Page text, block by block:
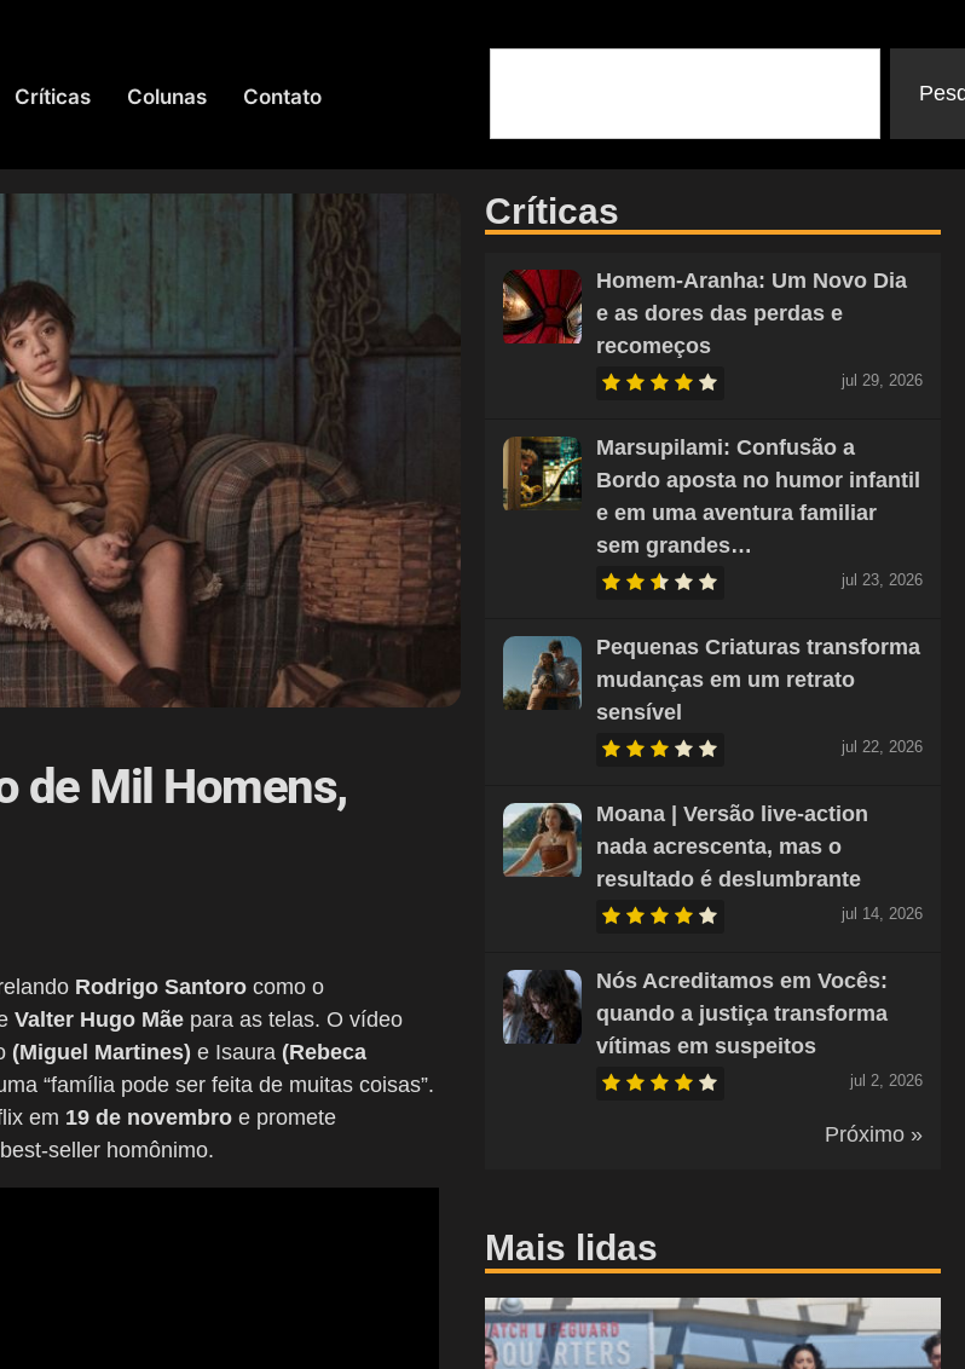
Críticas Colunas Contato
de Mil Homens,
Rodrigo Santoro como o
Valter Hugo Mãe para as telas. O vídeo
(Miguel Martines) e Isaura (Rebeca
“família pode ser feita de muitas coisas”.
em 19 de novembro e promete
seller homônimo.
Críticas
Homem-Aranha: Um Novo Dia
e as dores das perdas e
recomeços
jul 29, 2026
Marsupilami: Confusão a
Bordo aposta no humor infantil
e em uma aventura familiar
sem grandes…
jul 23, 2026
Pequenas Criaturas transforma
mudanças em um retrato
sensível
jul 22, 2026
Moana | Versão live-action
nada acrescenta, mas o
resultado é deslumbrante
jul 14, 2026
Nós Acreditamos em Vocês:
quando a justiça transforma
vítimas em suspeitos
jul 2, 2026
Próximo »
Mais lidas